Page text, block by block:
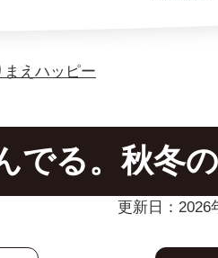
えハッピー
る。秋冬の
更新日：2026